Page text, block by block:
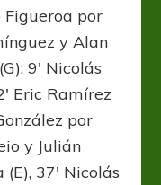
Figueroa por
y Alan
9′ Nicolás
Eric Ramírez
por
y Julián
37′ Nicolás